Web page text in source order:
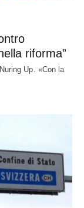
riforma”
Up. «Con la